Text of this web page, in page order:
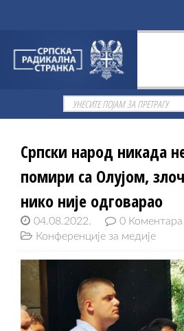
Српски народ никада
помири са Олујом,
нико није одговарао
04.08.2022.
0 Коментара
Конференције за медије